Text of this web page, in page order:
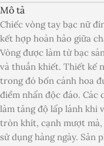
Mô tả
Chiếc vòng tay bạc nữ
kết hợp hoàn hảo giữa
Vòng được làm từ bạc
và thuần khiết. Thiết kế
trong đó bốn cánh hoa
điểm nhấn độc đáo. Các
làm tăng độ lấp lánh khi
tròn khít, cạnh mượt
sử dụng hàng ngày. Sản